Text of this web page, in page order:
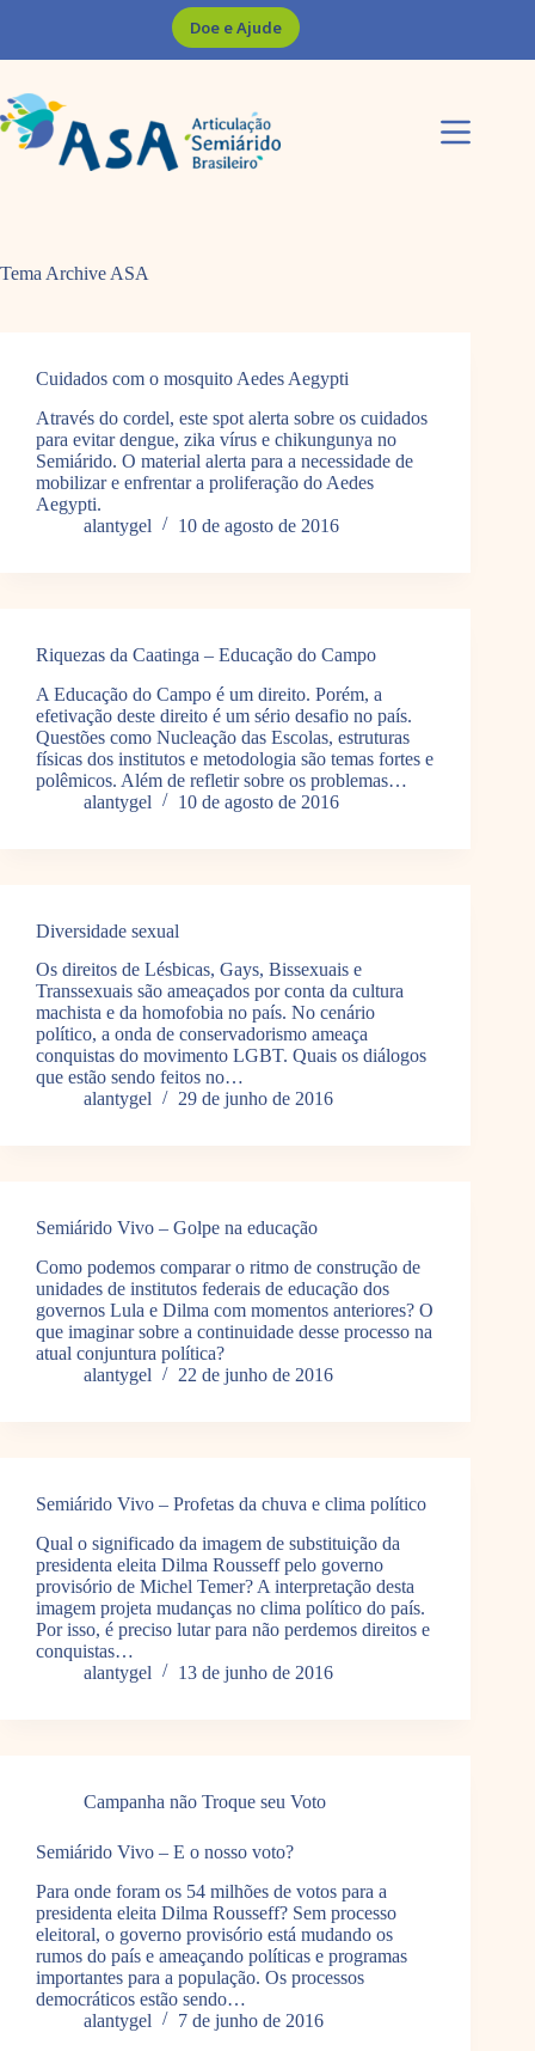
Doe e Ajude
Tema Archive ASA
Cuidados com o mosquito Aedes Aegypti
Através do cordel, este spot alerta sobre os cuidados
para evitar dengue, zika vírus e chikungunya no
Semiárido. O material alerta para a necessidade de
mobilizar e enfrentar a proliferação do Aedes
Aegypti.
alantygel
10 de agosto de 2016
Riquezas da Caatinga – Educação do Campo
A Educação do Campo é um direito. Porém, a
efetivação deste direito é um sério desafio no país.
Questões como Nucleação das Escolas, estruturas
físicas dos institutos e metodologia são temas fortes e
polêmicos. Além de refletir sobre os problemas…
alantygel
10 de agosto de 2016
Diversidade sexual
Os direitos de Lésbicas, Gays, Bissexuais e
Transsexuais são ameaçados por conta da cultura
machista e da homofobia no país. No cenário
político, a onda de conservadorismo ameaça
conquistas do movimento LGBT. Quais os diálogos
que estão sendo feitos no…
alantygel
29 de junho de 2016
Semiárido Vivo – Golpe na educação
Como podemos comparar o ritmo de construção de
unidades de institutos federais de educação dos
governos Lula e Dilma com momentos anteriores? O
que imaginar sobre a continuidade desse processo na
atual conjuntura política?
alantygel
22 de junho de 2016
Semiárido Vivo – Profetas da chuva e clima político
Qual o significado da imagem de substituição da
presidenta eleita Dilma Rousseff pelo governo
provisório de Michel Temer? A interpretação desta
imagem projeta mudanças no clima político do país.
Por isso, é preciso lutar para não perdemos direitos e
conquistas…
alantygel
13 de junho de 2016
Campanha não Troque seu Voto
Semiárido Vivo – E o nosso voto?
Para onde foram os 54 milhões de votos para a
presidenta eleita Dilma Rousseff? Sem processo
eleitoral, o governo provisório está mudando os
rumos do país e ameaçando políticas e programas
importantes para a população. Os processos
democráticos estão sendo…
alantygel
7 de junho de 2016